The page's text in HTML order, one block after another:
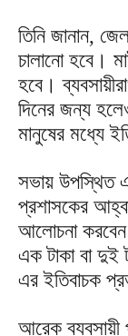
তিনি জানান,
চালানো হবে।
হবে।
দিনের জন্য
মানুষের মধ্যে
সভায় উপস্থিত
প্রশাসকের
আলোচনা
এক টাকা বা দুই
এর ইতিবাচক
আরেক ব্যবসায়ী